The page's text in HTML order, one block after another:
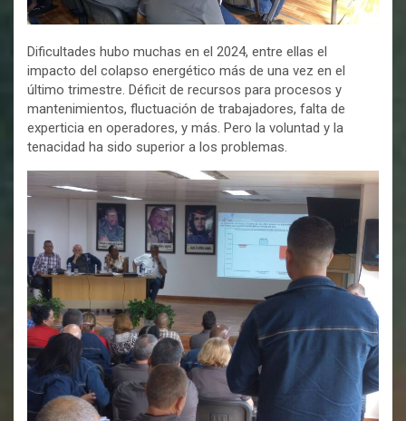
Dificultades hubo muchas en el 2024, entre ellas el
impacto del colapso energético más de una vez en el
último trimestre. Déficit de recursos para procesos y
mantenimientos, fluctuación de trabajadores, falta de
experticia en operadores, y más. Pero la voluntad y la
tenacidad ha sido superior a los problemas.